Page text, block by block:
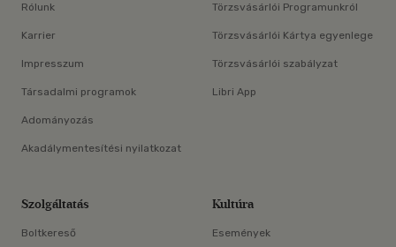
Rólunk
Karrier
Impresszum
Társadalmi programok
Adományozás
Akadálymentesítési nyilatkozat
Törzsvásárlói Programunkról
Törzsvásárlói Kártya egyenlege
Törzsvásárlói szabályzat
Libri App
Szolgáltatás
Boltkereső
Kultúra
Események